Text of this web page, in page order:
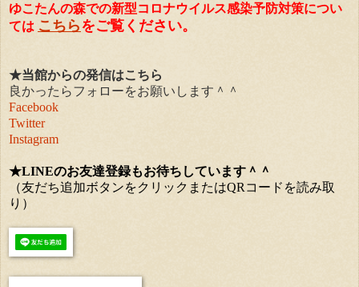
ゆこたんの森での新型コロナウイルス感染予防対策につい
ては こちらをご覧ください。
★当館からの発信はこちら
良かったらフォローをお願いします＾＾
Facebook
Twitter
Instagram
★LINEのお友達登録もお待ちしています＾＾
（友だち追加ボタンをクリックまたはQRコードを読み取
り）